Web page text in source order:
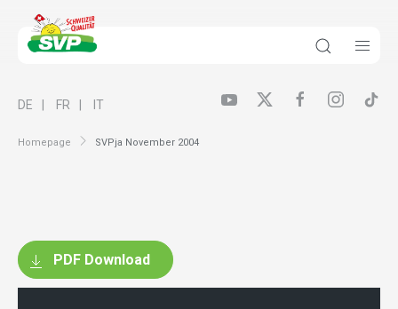
Homepage SVPja November 2004
DE FR IT
PDF Download